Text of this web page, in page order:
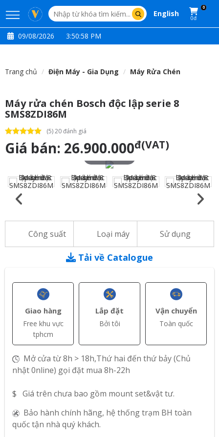
English
0
0đ
09/08/2026 3:50:59 PM
Trang chủ Điện Máy - Gia Dụng Máy Rửa Chén
Máy rửa chén Bosch độc lập serie 8
SMS8ZDI86M
(5) 20 đánh giá
Giá bán: 26.900.000đ(VAT)
Công suất Loại máy Sử dụng
Tải về Catalogue
Giao hàng
Free khu vực
tphcm
Lắp đặt
Bởi tôi
Vận chuyển
Toàn quốc
Mở cửa từ 8h > 18h,Thứ hai đến thứ bảy (Chủ
nhật 0nline) gọi đặt mua 8h-22h
$ Giá trên chưa bao gồm mount set&vật tư.
Bảo hành chính hãng, hệ thống trạm BH toàn
quốc tận nhà quý khách.